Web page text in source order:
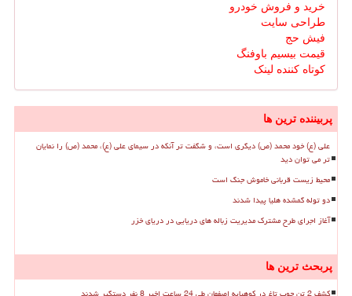
خرید و فروش خودرو
طراحی سایت
فیش حج
قیمت بیسیم باوفنگ
کوتاه کننده لینک
پربیننده ترین ها
علی (ع) خود محمد (ص) دیگری است، و شگفت تر آنکه در سیمای علی (ع)، محمد (ص) را نمایان
تر می توان دید
محیط زیست قربانی خاموش جنگ است
دو توله گمشده هلیا پیدا شدند
آغاز اجرای طرح مشترک مدیریت زباله های دریایی در دریای خزر
پربحث ترین ها